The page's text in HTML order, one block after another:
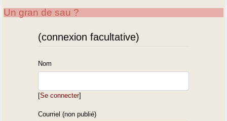
Un gran de sau ?
(connexion facultative)
Nom
[Se connecter]
Courriel (non publié)